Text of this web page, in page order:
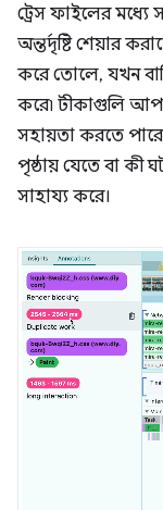
ট্রেস ফাইলের মধ্যে
অন্তর্দৃষ্টি শেয়ার
করে তোলে, যখন
করে৷ টীকাগুলি
সহায়তা করতে
পৃষ্ঠায় যেতে বা কী
সাহায্য করে।